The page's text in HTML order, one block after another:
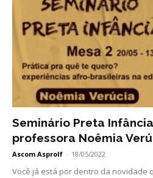
Seminário Preta
professora Noêmia
Ascom Asprolf - 18/05/2022
Você já está por dentro da novidade